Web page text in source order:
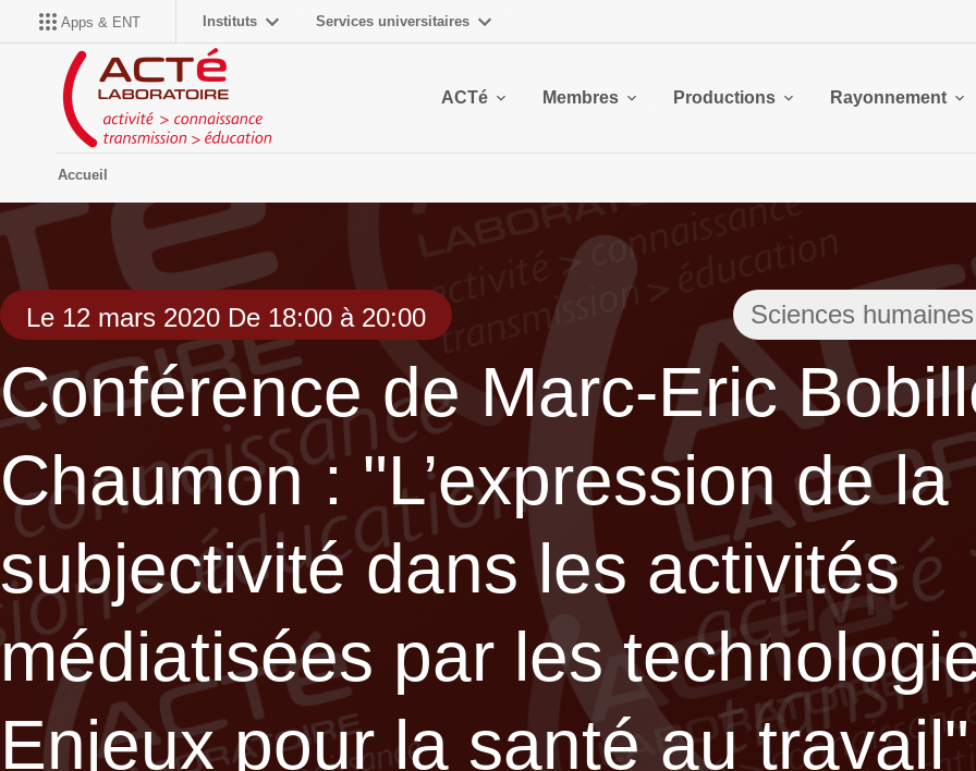
Apps & ENT Instituts Services universitaires
ACTé Membres Productions Rayonnement
Accueil
Le 12 mars 2020 De 18:00 à 20:00 Sciences
Conférence de Marc-Eric
Chaumon : "L’expression de la
subjectivité dans les activités
médiatisées par les
Enjeux pour la santé au travail"